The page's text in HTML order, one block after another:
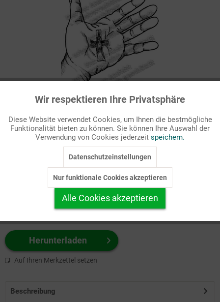
Passende Stichworte
Bibel, NT
zuerst Ihr Produktformat aus.
z.B. Farbe-Grafik, Schwarz-Weiß-Grafik, mit/ohne Text ...
Herunterladen
Auf Ihren Merkzettel setzen
Beschreibung
Funktionale Aktiv
Marketing Inaktiv
Personalisierung Inaktiv
Service
Wir respektieren Ihre Privatsphäre
Diese Website verwendet Cookies, um Ihnen die bestmögliche
Funktionalität bieten zu können. Sie können Ihre Auswahl der
Verwendung von Cookies jederzeit speichern.
Datenschutzeinstellungen
Nur funktionale Cookies akzeptieren
Alle Cookies akzeptieren